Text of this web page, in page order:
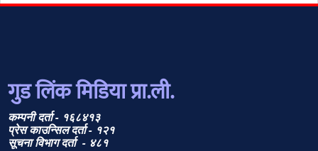
गुड लिंक मिडिया प्रा.ली.
कम्पनी दर्ता - १६८४१३
प्रेस काउन्सिल दर्ता - १२१
सूचना विभाग दर्ता - ४८१